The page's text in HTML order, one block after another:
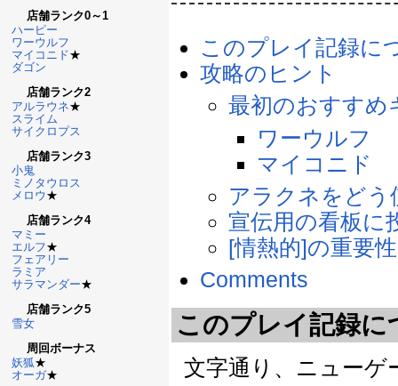
このプレイ記録に
攻略のヒント
最初のおすすめ
ワーウルフ
マイコニド
アラクネをどう
宣伝用の看板に
[情熱的]の重要性
Comments
このプレイ記録に
文字通り、ニューゲ
店舗ランク0～1
ハーピー
ワーウルフ
マイコニド★
ダゴン
店舗ランク2
アルラウネ★
スライム
サイクロプス
店舗ランク3
小鬼
ミノタウロス
メロウ ★
店舗ランク4
マミー
エルフ★
フェアリー
ラミア
サラマンダー★
店舗ランク5
雪女
周回ボーナス
妖狐★
オーガ★